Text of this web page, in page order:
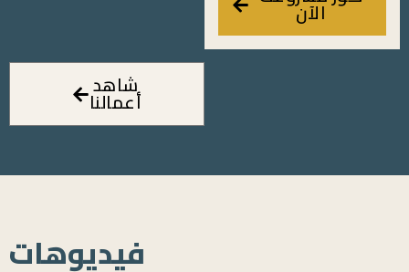
شاهد
أعمالنا
الآن
فيديوهات